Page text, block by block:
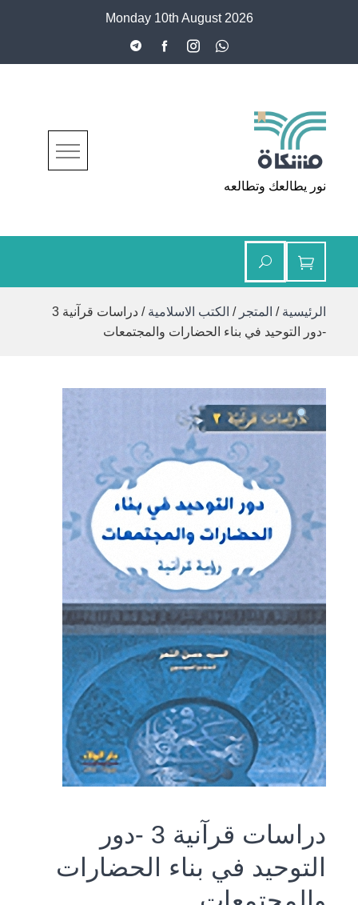
Monday 10th August 2026
مشكاة
نور يطالعك وتطالعه
الرئيسية / المتجر / الكتب الاسلامية
/ دراسات قرآنية 3
-دور التوحيد في بناء الحضارات والمجتمعات
دراسات قرآنية 3 -دور
التوحيد في بناء الحضارات